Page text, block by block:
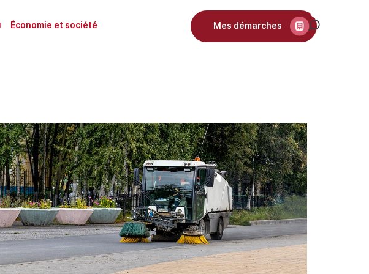
Économie et société Mes démarches